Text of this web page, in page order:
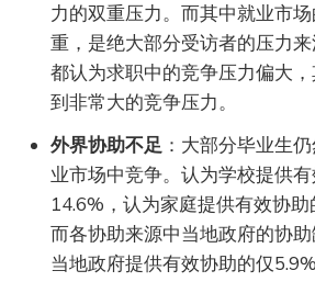
力的双重压力。而其中就业市
重，是绝大部分受访者的压力
都认为求职中的竞争压力偏大
到非常大的竞争压力。
外界协助不足 ：大部分毕业生
业市场中竞争。认为学校提供
14.6%，认为家庭提供有效协助
而各协助来源中当地政府的协
当地政府提供有效协助的仅5.9%